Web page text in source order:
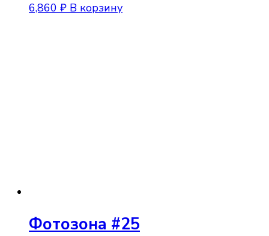
6,860 ₽ В корзину
Фотозона #25